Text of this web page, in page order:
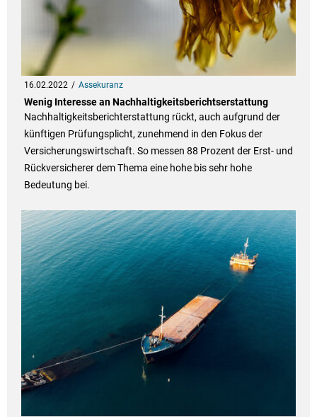
16.02.2022 Assekuranz
Wenig Interesse an Nachhaltigkeitsberichtserstattung
Nachhaltigkeitsberichterstattung rückt, auch aufgrund der
künftigen Prüfungsplicht, zunehmend in den Fokus der
Versicherungswirtschaft. So messen 88 Prozent der Erst- und
Rückversicherer dem Thema eine hohe bis sehr hohe
Bedeutung bei.